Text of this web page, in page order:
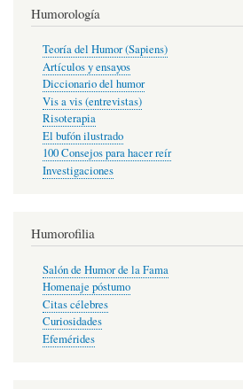
Humorología
Teoría del Humor (Sapiens)
Artículos y ensayos
Diccionario del humor
Vis a vis (entrevistas)
Risoterapia
El bufón ilustrado
100 Consejos para hacer reír
Investigaciones
Humorofilia
Salón de Humor de la Fama
Homenaje póstumo
Citas célebres
Curiosidades
Efemérides